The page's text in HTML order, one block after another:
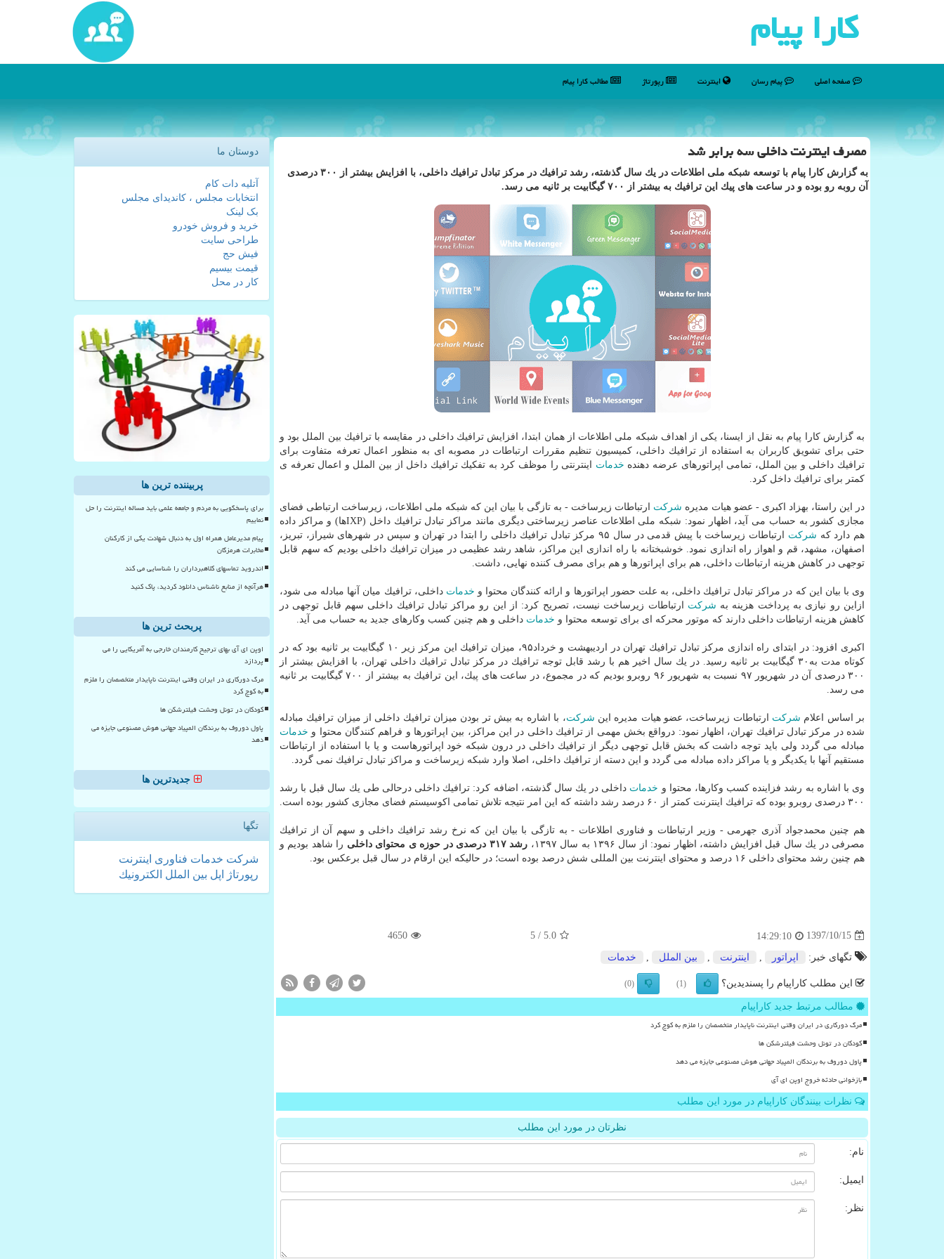
كارا پیام
صفحه اصلی پیام رسان اینترنت رپورتاژ مطالب كارا پیام
مصرف اینترنت داخلی سه برابر شد
به گزارش كارا پیام با توسعه شبكه ملی اطلاعات در یك سال گذشته، رشد ترافیك در مركز تبادل ترافیك داخلی، با افزایش بیشتر از ۳۰۰ درصدی
آن روبه رو بوده و در ساعت های پیك این ترافیك به بیشتر از ۷۰۰ گیگابیت بر ثانیه می رسد.
به گزارش كارا پیام به نقل از ایسنا، یكی از اهداف شبكه ملی اطلاعات از همان ابتدا، افزایش ترافیك داخلی در مقایسه با ترافیك بین الملل بود و
حتی برای تشویق كاربران به استفاده از ترافیك داخلی، كمیسیون تنظیم مقررات ارتباطات در مصوبه ای به منظور اعمال تعرفه متفاوت برای
ترافیك داخلی و بین الملل، تمامی اپراتورهای عرضه دهنده خدمات اینترنتی را موظف كرد به تفكیك ترافیك داخل از بین الملل و اعمال تعرفه ی
كمتر برای ترافیك داخل كرد.
در این راستا، بهزاد اكبری - عضو هیات مدیره شركت ارتباطات زیرساخت - به تازگی با بیان این كه شبكه ملی اطلاعات، زیرساخت ارتباطی فضای
مجازی كشور به حساب می آید، اظهار نمود: شبكه ملی اطلاعات عناصر زیرساختی دیگری مانند مراكز تبادل ترافیك داخل (IXPها) و مراكز داده
هم دارد كه شركت
ارتباطات زیرساخت با پیش قدمی در سال ۹۵ مركز تبادل ترافیك داخلی را ابتدا در تهران و سپس در شهرهای شیراز، تبریز،
اصفهان، مشهد، قم و اهواز راه اندازی نمود. خوشبختانه با راه اندازی این مراكز، شاهد رشد عظیمی در میزان ترافیك داخلی بودیم كه سهم قابل
توجهی در كاهش هزینه ارتباطات داخلی، هم برای اپراتورها و هم برای مصرف كننده نهایی، داشت.
وی با بیان این كه در مراكز تبادل ترافیك داخلی، به علت حضور اپراتورها و ارائه كنندگان محتوا و خدمات داخلی، ترافیك میان آنها مبادله می شود،
ازاین رو نیازی به پرداخت هزینه به شركت ارتباطات زیرساخت نیست، تصریح كرد: از این رو مراكز تبادل ترافیك داخلی سهم قابل توجهی در
كاهش هزینه ارتباطات داخلی دارند كه موتور محركه ای برای توسعه محتوا و خدمات داخلی و هم چنین كسب وكارهای جدید به حساب می آید.
اكبری افزود: در ابتدای راه اندازی مركز تبادل ترافیك تهران در اردیبهشت و خرداد۹۵، میزان ترافیك این مركز زیر ۱۰ گیگابیت بر ثانیه بود كه در
كوتاه مدت به۳۰ گیگابیت بر ثانیه رسید. در یك سال اخیر هم با رشد قابل توجه ترافیك در مركز تبادل ترافیك داخلی تهران، با افزایش بیشتر از
۳۰۰ درصدی آن در شهریور ۹۷ نسبت به شهریور ۹۶ روبرو بودیم كه در مجموع، در ساعت های پیك، این ترافیك به بیشتر از ۷۰۰ گیگابیت بر ثانیه
می رسد.
بر اساس اعلام شركت ارتباطات زیرساخت، عضو هیات مدیره این شركت، با اشاره به بیش تر بودن میزان ترافیك داخلی از میزان ترافیك مبادله
شده در مركز تبادل ترافیك تهران، اظهار نمود: درواقع بخش مهمی از ترافیك داخلی در این مراكز، بین اپراتورها و فراهم كنندگان محتوا و خدمات
مبادله می گردد ولی باید توجه داشت كه بخش قابل توجهی دیگر از ترافیك داخلی در درون شبكه خود اپراتورهاست و یا با استفاده از ارتباطات
مستقیم آنها با یكدیگر و یا مراكز داده مبادله می گردد و این دسته از ترافیك داخلی، اصلا وارد شبكه زیرساخت و مراكز تبادل ترافیك نمی گردد.
وی با اشاره به رشد فزاینده كسب وكارها، محتوا و خدمات داخلی در یك سال گذشته، اضافه كرد: ترافیك داخلی درحالی طی یك سال قبل با رشد
۳۰۰ درصدی روبرو بوده كه ترافیك اینترنت كمتر از ۶۰ درصد رشد داشته كه این امر نتیجه تلاش تمامی اكوسیستم فضای مجازی كشور بوده است.
هم چنین محمدجواد آذری جهرمی - وزیر ارتباطات و فناوری اطلاعات - به تازگی با بیان این كه نرخ رشد ترافیك داخلی و سهم آن از ترافیك
مصرفی در یك سال قبل افزایش داشته، اظهار نمود: از سال ۱۳۹۶ به سال ۱۳۹۷،
رشد ۳۱۷ درصدی در حوزه ی محتوای داخلی
را شاهد بودیم و
هم چنین رشد محتوای داخلی ۱۶ درصد و محتوای اینترنت بین المللی شش درصد بوده است؛ در حالیكه این ارقام در سال قبل برعكس بود.
1397/10/15
14:29:10
5.0
/ 5
4650
تگهای خبر: اپراتور اینترنت بین الملل خدمات
این مطلب کاراپیام را پسندیدین؟ (1)
(0)
مطالب مرتبط جدید کاراپیام
مرگ دورکاری در ایران وقتی اینترنت ناپایدار متخصصان را ملزم به کوچ کرد
کودکان در تونل وحشت فیلترشکن ها
پاول دوروف به برندگان المپیاد جهانی هوش مصنوعی جایزه می دهد
بازخوانی حادثه خروج اوپن ای آی
نظرات بینندگان کاراپیام در مورد این مطلب
نظرتان در مورد این مطلب
نام:
ایمیل:
نظر:
دوستان ما
آتلیه دات کام
انتخابات مجلس ، کاندیدای مجلس
بک لینک
خرید و فروش خودرو
طراحی سایت
فیش حج
قیمت بیسیم
کار در محل
پربیننده ترین ها
برای پاسخگویی به مردم و جامعه علمی باید مساله اینترنت را حل
نماییم
پیام مدیرعامل همراه اول به دنبال شهادت یکی از کارکنان
مخابرات هرمزگان
اندروید تماسهای کلاهبرداران را شناسایی می کند
هرآنچه از منابع ناشناس دانلود کردید، پاک کنید
پربحث ترین ها
اوپن ای آی بهای ترجیح کارمندان خارجی به آمریکایی را می
پردازد
مرگ دورکاری در ایران وقتی اینترنت ناپایدار متخصصان را ملزم
به کوچ کرد
کودکان در تونل وحشت فیلترشکن ها
پاول دوروف به برندگان المپیاد جهانی هوش مصنوعی جایزه می
دهد
جدیدترین ها
تگها
شركت خدمات فناوری اینترنت
رپورتاژ
اپل بین الملل الكترونیك